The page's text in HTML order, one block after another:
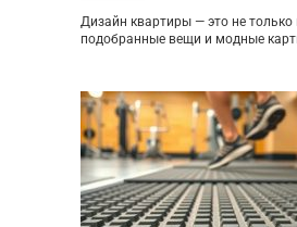
Дизайн квартиры — это не только
подобранные вещи и модные